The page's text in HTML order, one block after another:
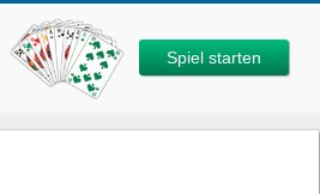
Spiel starten